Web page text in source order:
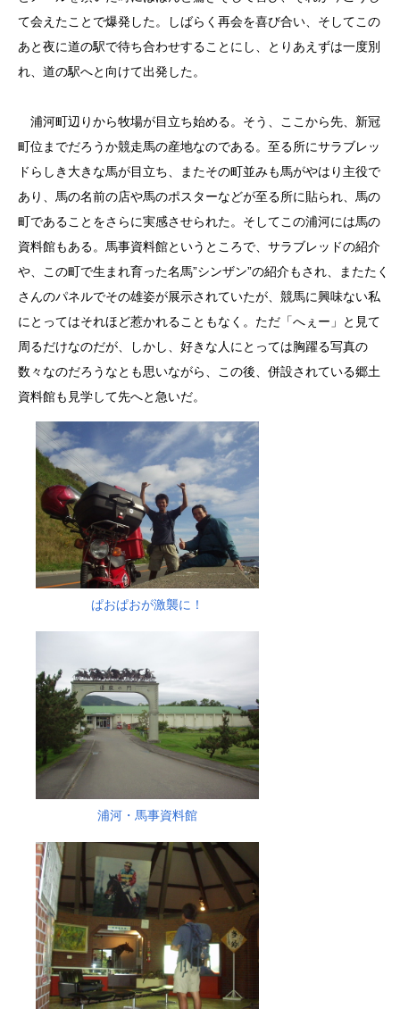
て会えたことで爆発した。しばらく再会を喜び合い、そしてこの
あと夜に道の駅で待ち合わせすることにし、とりあえずは一度別
れ、道の駅へと向けて出発した。
浦河町辺りから牧場が目立ち始める。そう、ここから先、新冠
町位までだろうか競走馬の産地なのである。至る所にサラブレッ
ドらしき大きな馬が目立ち、またその町並みも馬がやはり主役で
あり、馬の名前の店や馬のポスターなどが至る所に貼られ、馬の
町であることをさらに実感させられた。そしてこの浦河には馬の
資料館もある。馬事資料館というところで、サラブレッドの紹介
や、この町で生まれ育った名馬”シンザン”の紹介もされ、またたく
さんのパネルでその雄姿が展示されていたが、競馬に興味ない私
にとってはそれほど惹かれることもなく。ただ「へぇー」と見て
周るだけなのだが、しかし、好きな人にとっては胸躍る写真の
数々なのだろうなとも思いながら、この後、併設されている郷土
資料館も見学して先へと急いだ。
ぱおぱおが激襲に！
浦河・馬事資料館